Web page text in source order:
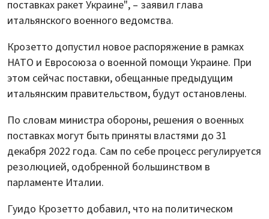
поставках ракет Украине", – заявил глава
итальянского военного ведомства.
Крозетто допустил новое распоряжение в рамках
НАТО и Евросоюза о военной помощи Украине. При
этом сейчас поставки, обещанные предыдущим
итальянским правительством, будут остановлены.
По словам министра обороны, решения о военных
поставках могут быть приняты властями до 31
декабря 2022 года. Сам по себе процесс регулируется
резолюцией, одобренной большинством в
парламенте Италии.
Гуидо Крозетто добавил, что на политическом